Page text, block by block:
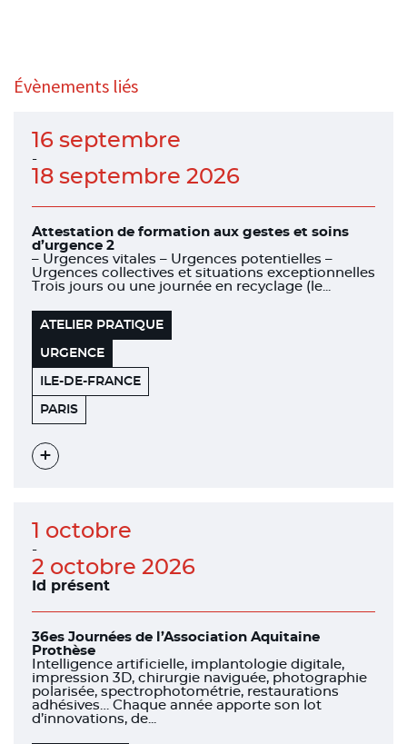
Évènements liés
16 septembre
-
18 septembre 2026
Attestation de formation aux gestes et soins
d’urgence 2
– Urgences vitales – Urgences potentielles –
Urgences collectives et situations exceptionnelles
Trois jours ou une journée en recyclage (le...
ATELIER PRATIQUE
URGENCE
ILE-DE-FRANCE
WEWORK
PARIS
Voir
1 octobre
-
2 octobre 2026
Id présent
36es Journées de l’Association Aquitaine
Prothèse
Intelligence artificielle, implantologie digitale,
impression 3D, chirurgie naviguée, photographie
polarisée, spectrophotométrie, restaurations
adhésives… Chaque année apporte son lot
d’innovations, de...